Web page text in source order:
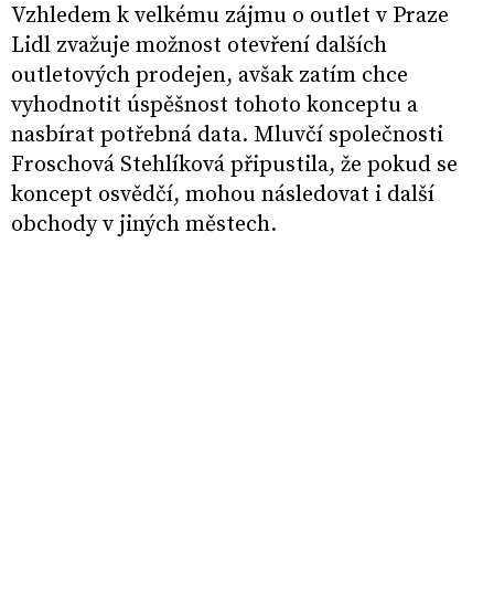
Vzhledem k velkému zájmu o outlet v Praze
Lidl zvažuje možnost otevření dalších
outletových prodejen, avšak zatím chce
vyhodnotit úspěšnost tohoto konceptu a
nasbírat potřebná data. Mluvčí společnosti
Froschová Stehlíková připustila, že pokud se
koncept osvědčí, mohou následovat i další
obchody v jiných městech.